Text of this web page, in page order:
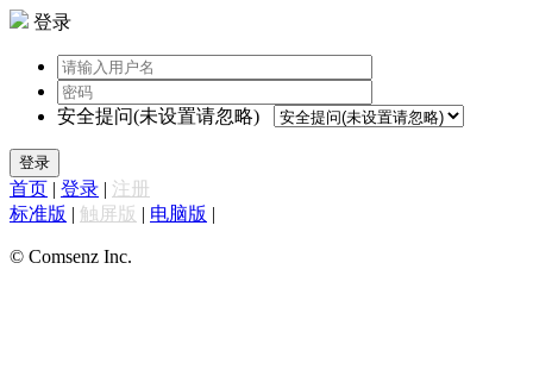
登录
安全提问(未设置请忽略)
登录
首页 | 登录 | 注册
标准版 | 触屏版 | 电脑版 |
© Comsenz Inc.